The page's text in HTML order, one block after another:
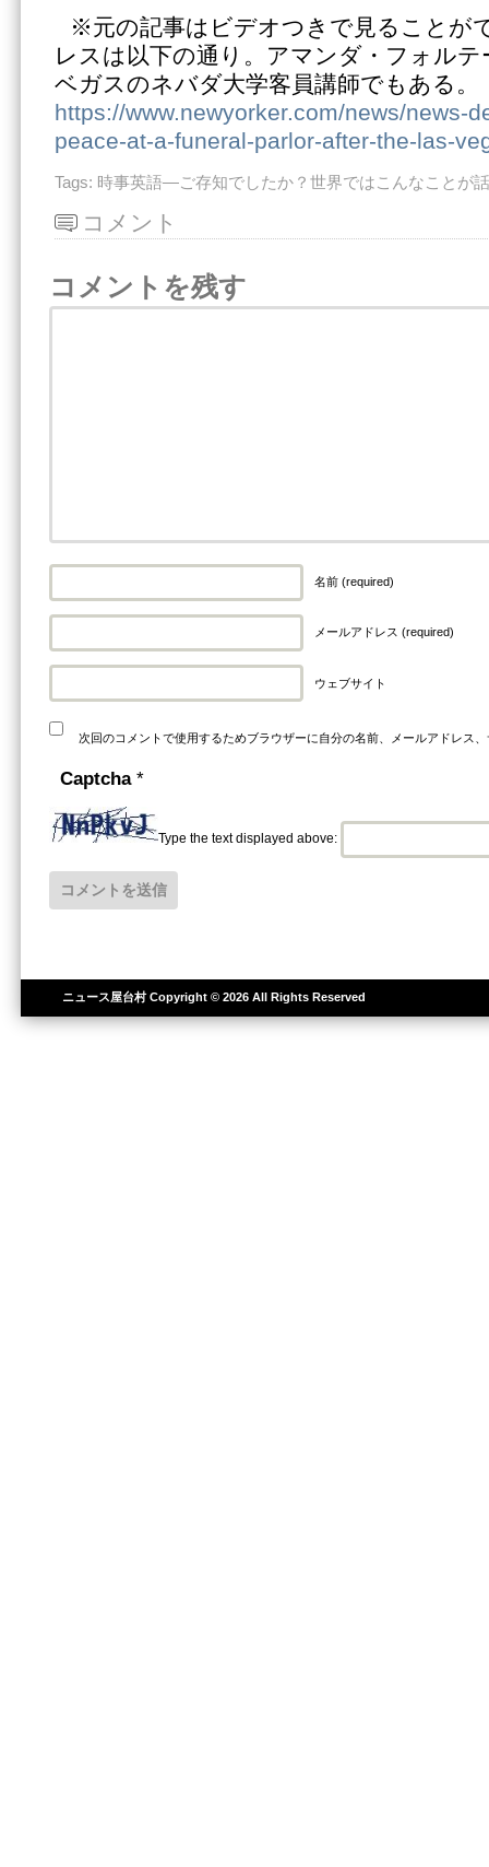
※元の記事はビデオつきで見ることが
レスは以下の通り。アマンダ・フォル
ベガスのネバダ大学客員講師でもある。
https://www.newyorker.com/news/news-
peace-at-a-funeral-parlor-after-the-las-
Tags: 時事英語―ご存知でしたか？世界ではこんなことが
コメント
コメントを残す
名前 (required)
メールアドレス (required)
ウェブサイト
次回のコメントで使用するためブラウザーに自分の名前、メールアドレス
Captcha *
Type the text displayed above:
ニュース屋台村Copyright © 2026 All Rights Reserved